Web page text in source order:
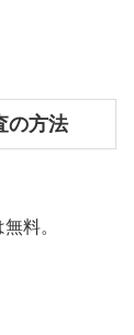
の方法
料。